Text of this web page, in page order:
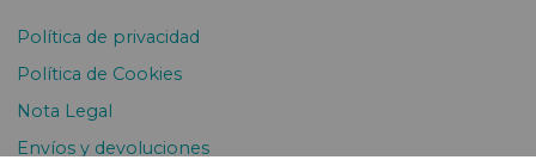
Política de privacidad
Política de Cookies
Nota Legal
Envíos y devoluciones